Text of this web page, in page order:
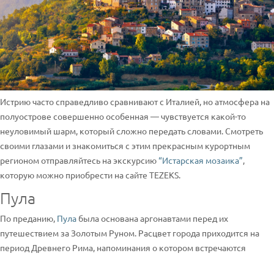
Истрию часто справедливо сравнивают с Италией, но атмосфера на
полуострове совершенно особенная — чувствуется какой-то
неуловимый шарм, который сложно передать словами. Смотреть
своими глазами и знакомиться с этим прекрасным курортным
регионом отправляйтесь на экскурсию“Истарская мозаика”,
которую можно приобрести на сайте TEZEKS.
Пула
По преданию, Пула была основана аргонавтами перед их
путешествием за Золотым Руном. Расцвет города приходится на
период Древнего Рима, напоминания о котором встречаются